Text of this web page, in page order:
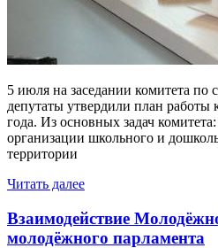
5 июля на заседании комитета по
депутаты утвердили план работы
года. Из основных задач
организации школьного и
территории
Читать далее
Взаимодействие
молодёжного парламента